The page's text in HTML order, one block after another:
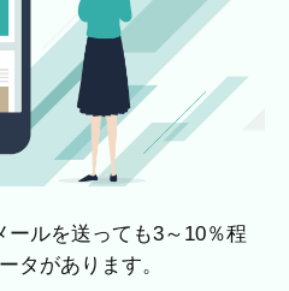
ルを送っても3～10％程
タがあります。